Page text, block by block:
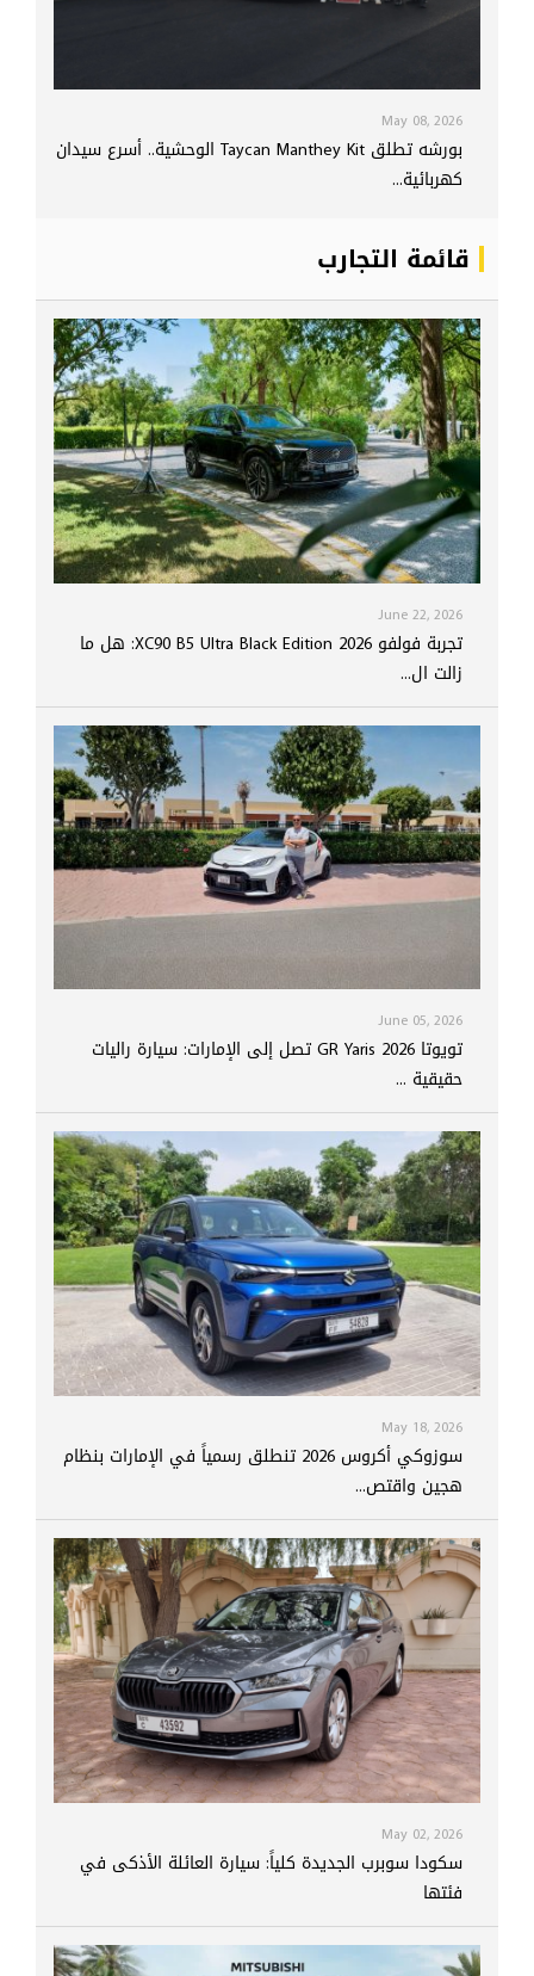
May 08, 2026
بورشه تطلق Taycan Manthey Kit الوحشية.. أسرع سيدان
كهربائية...
قائمة التجارب
June 22, 2026
تجربة فولفو XC90 B5 Ultra Black Edition 2026: هل ما
زالت ال...
June 05, 2026
تويوتا GR Yaris 2026 تصل إلى الإمارات: سيارة راليات
حقيقية ...
May 18, 2026
سوزوكي أكروس 2026 تنطلق رسمياً في الإمارات بنظام
هجين واقتص...
May 02, 2026
سكودا سوبرب الجديدة كلياً: سيارة العائلة الأذكى في
فئتها